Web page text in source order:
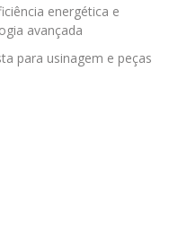
energética e
avançada
para usinagem e peças